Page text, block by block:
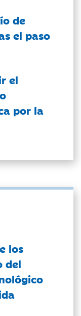
de
el paso
el
por la
los
del